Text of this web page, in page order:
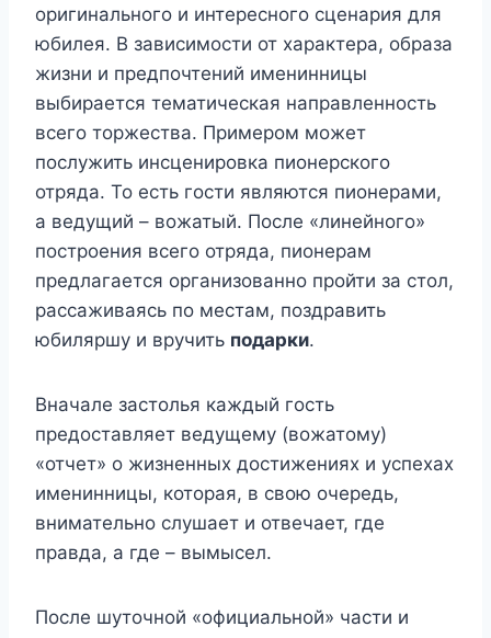
оригинального и интересного сценария для
юбилея. В зависимости от характера, образа
жизни и предпочтений именинницы
выбирается тематическая направленность
всего торжества. Примером может
послужить инсценировка пионерского
отряда. То есть гости являются пионерами,
а ведущий – вожатый. После «линейного»
построения всего отряда, пионерам
предлагается организованно пройти за стол,
рассаживаясь по местам, поздравить
юбиляршу и вручить подарки.
Вначале застолья каждый гость
предоставляет ведущему (вожатому)
«отчет» о жизненных достижениях и успехах
именинницы, которая, в свою очередь,
внимательно слушает и отвечает, где
правда, а где – вымысел.
После шуточной «официальной» части и